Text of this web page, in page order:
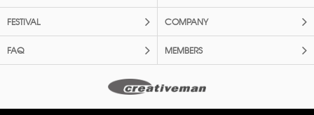
FESTIVAL COMPANY
FAQ MEMBERS